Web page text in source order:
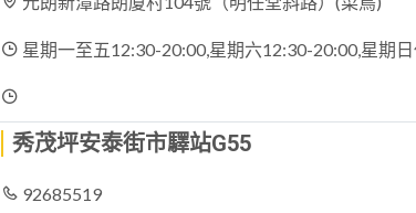
星期一至五12:30-20:00,星期六12:30-20:00,星期
秀茂坪安泰街市驛站G55
92685519